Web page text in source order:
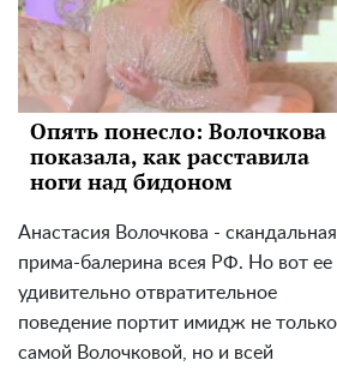
Опять понесло: Волочкова
показала, как расставила
ноги над бидоном
Анастасия Волочкова - скандальная
прима-балерина всея РФ. Но вот ее
удивительно отвратительное
поведение портит имидж не только
самой Волочковой, но и всей